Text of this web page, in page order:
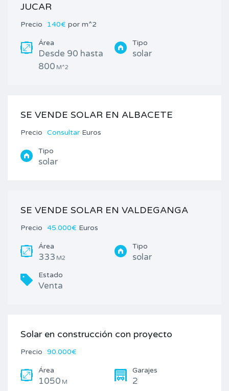
JUCAR
Precio 140€ por m^2
Área
Desde 90 hasta
800 M^2
Tipo
solar
SE VENDE SOLAR EN ALBACETE
Precio Consultar Euros
Tipo
solar
SE VENDE SOLAR EN VALDEGANGA
Precio 45.000€ Euros
Área
333 M2
Tipo
solar
Estado
Venta
Solar en construcción con proyecto
Precio 90.000€
Área
1050 M
Garajes
2